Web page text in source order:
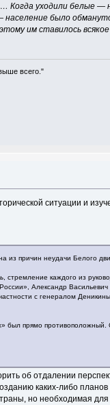
Когда уходили белые —
население было
им ставилось всякое
всего."
ситуации и
причин неудачи Белого
, стремление каждого из
Александр Васильевич
с генералом
был прямо противоположный.
об отдалении
каких-либо
но необходимая